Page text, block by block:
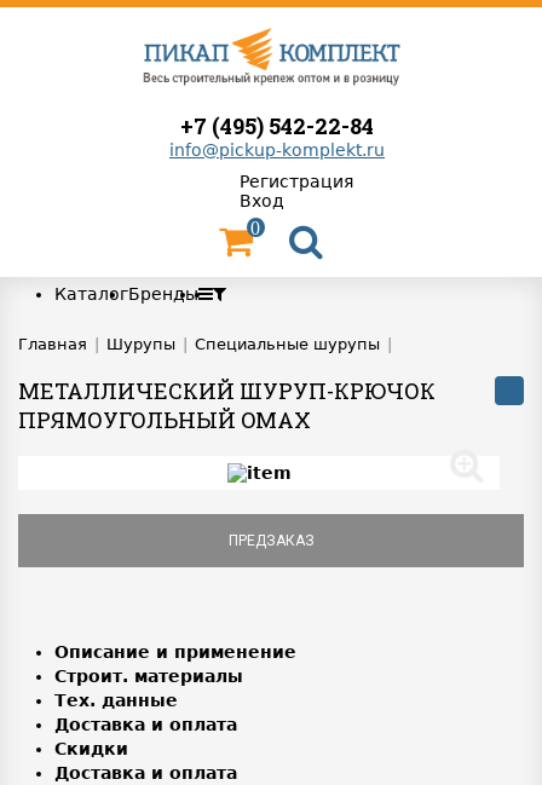
+7 (495) 542-22-84
info@pickup-komplekt.ru
Регистрация
Вход
0
КаталогБренды
Главная Шурупы Специальные шурупы
МЕТАЛЛИЧЕСКИЙ ШУРУП-КРЮЧОК
ПРЯМОУГОЛЬНЫЙ OMAX
ПРЕДЗАКАЗ
Описание и применение
Строит. материалы
Тех. данные
Доставка и оплата
Скидки
Доставка и оплата